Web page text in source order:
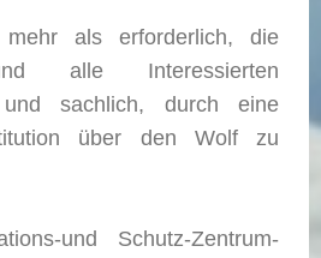
als erforderlich, die
alle Interessierten
und sachlich, durch eine
über den Wolf zu
und Schutz-Zentrum-